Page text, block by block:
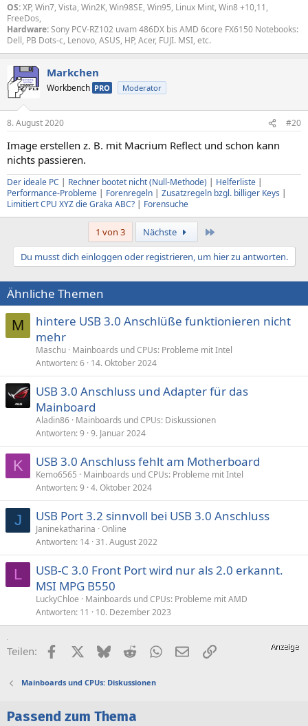
OS:XP, Win7, Vista, Win2K, Win98SE, Win95, Linux Mint, Win8 +10,11,
FreeDos,
Hardware:Sony PCV-RZ102 uvam 486DX bis AMD 6core FX6150 Notebooks:
Dell, PB Dots-c, Lenovo, ASUS, HP, Acer, FUJI. MSI, etc.
Markchen
Workbench PRO Moderator
8. August 2020 #20
Image erstellen z. B. mit Macrium Reflect und schon kann
nichts passieren.
Der ideale PC | Rechner bootet nicht (Null-Methode) | Helferliste |
Performance-Probleme | Forenregeln | Zusatzregeln bzgl. billiger Keys |
Limitiert CPU XYZ die Graka ABC? | Forensuche
1 von 3 Nächste
Du musst dich einloggen oder registrieren, um hier zu antworten.
Ähnliche Themen
M
hintere USB 3.0 Anschlüße funktionieren nicht
mehr
Maschu Mainboards und CPUs: Probleme mit Intel
Antworten 6 14. Oktober 2024
USB 3.0 Anschluss und Adapter für das
Mainboard
Aladin86 Mainboards und CPUs: Diskussionen
Antworten 9 9. Januar 2024
K USB 3.0 Anschluss fehlt am Motherboard
Kemo6565
Mainboards und CPUs: Probleme mit Intel
Antworten 9 4. Oktober 2024
J USB Port 3.2 sinnvoll bei USB 3.0 Anschluss
Janinekatharina Online
Antworten 14 31. August 2022
L
USB-C 3.0 Front Port wird nur als 2.0 erkannt.
MSI MPG B550
LuckyChloe
Mainboards und CPUs: Probleme mit AMD
Antworten 11 10. Dezember 2023
Teilen: FacebookX (Twitter)
BlueskyRedditWhatsApp
E-MailLink
Mainboards und CPUs: Diskussionen
Passend zum Thema